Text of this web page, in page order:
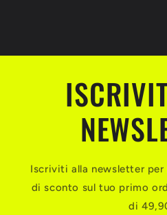
Iscriviti alla newsletter
di sconto sul tuo primo
di